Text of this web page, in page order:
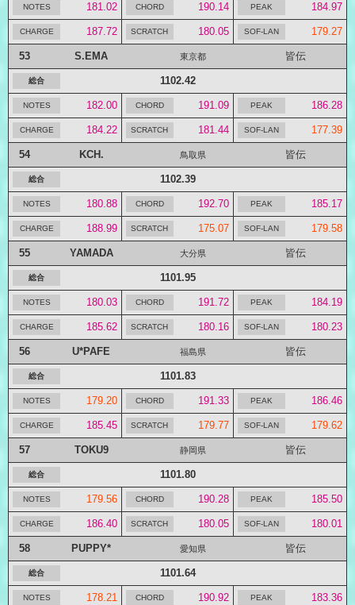
181.02 190.14 184.97
187.72 180.05 179.27
53 S.EMA 東京都 皆伝
1102.42
182.00 191.09 186.28
184.22 181.44 177.39
54 KCH. 鳥取県 皆伝
1102.39
180.88 192.70 185.17
188.99 175.07 179.58
55 YAMADA 大分県 皆伝
1101.95
180.03 191.72 184.19
185.62 180.16 180.23
56 U*PAFE 福島県 皆伝
1101.83
179.20 191.33 186.46
185.45 179.77 179.62
57 TOKU9 静岡県 皆伝
1101.80
179.56 190.28 185.50
186.40 180.05 180.01
58 PUPPY* 愛知県 皆伝
1101.64
178.21 190.92 183.36